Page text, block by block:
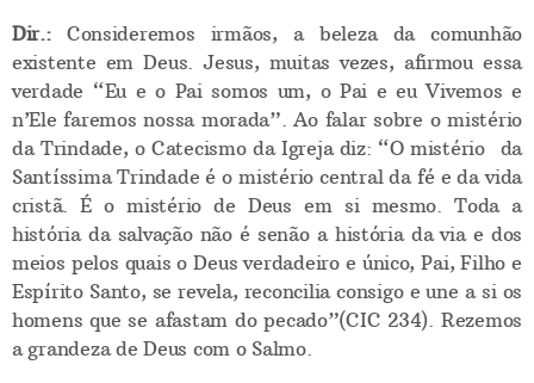
Dir.: Consideremos irmãos, a beleza da comunhão
existente em Deus. Jesus, muitas vezes, afirmou essa
verdade “Eu e o Pai somos um, o Pai e eu Vivemos e
n’Ele faremos nossa morada”. Ao falar sobre o mistério
da Trindade, o Catecismo da Igreja diz: “O mistério da
Santíssima Trindade é o mistério central da fé e da vida
cristã. É o mistério de Deus em si mesmo. Toda a
história da salvação não é senão a história da via e dos
meios pelos quais o Deus verdadeiro e único, Pai, Filho e
Espírito Santo, se revela, reconcilia consigo e une a si os
homens que se afastam do pecado”(CIC 234). Rezemos
a grandeza de Deus com o Salmo.